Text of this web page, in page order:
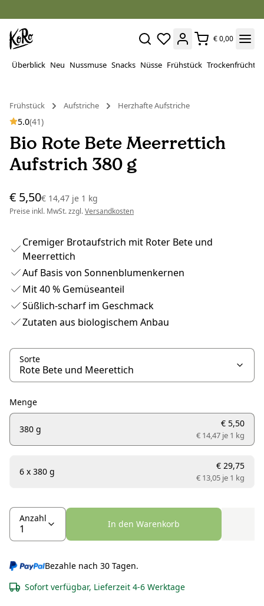
€ 0,00
Überblick Neu Nussmuse Snacks Nüsse Frühstück Trockenfrüchte
Frühstück
Aufstriche Herzhafte Aufstriche
5.0(41)
Bio Rote Bete Meerrettich
Aufstrich 380 g
€ 5,50€ 14,47 je 1 kg
Preise inkl. MwSt. zzgl.Versandkosten
Cremiger Brotaufstrich mit Roter Bete und
Meerrettich
Auf Basis von Sonnenblumenkernen
Mit 40 % Gemüseanteil
Süßlich-scharf im Geschmack
Zutaten aus biologischem Anbau
Sorte
Menge
380 g
€ 5,50
€ 14,47 je 1 kg
6 x 380 g
€ 29,75
€ 13,05 je 1 kg
Anzahl
In den Warenkorb
Bezahle nach 30 Tagen.
Sofort verfügbar, Lieferzeit 4-6 Werktage